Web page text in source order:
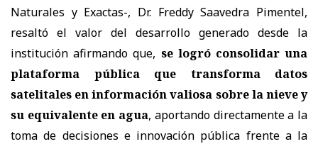
Naturales y Exactas-, Dr. Freddy Saavedra Pimentel,
resaltó el valor del desarrollo generado desde la
institución afirmando que, se logró consolidar una
plataforma pública que transforma datos
satelitales en información valiosa sobre la nieve y
su equivalente en agua, aportando directamente a la
toma de decisiones e innovación pública frente a la